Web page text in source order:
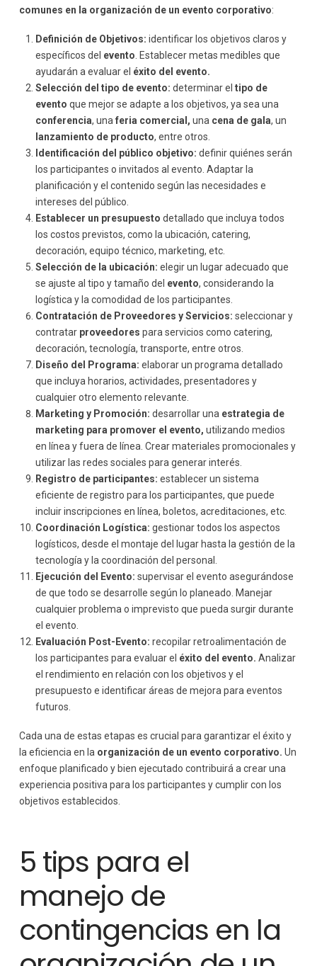
comunes en la organización de un evento corporativo:
Definición de Objetivos: identificar los objetivos claros y
específicos del evento . Establecer metas medibles que
ayudarán a evaluar el éxito del evento.
Selección del tipo de evento:determinar eltipo de
evento que mejor se adapte a los objetivos, ya sea una
conferencia, unaferia comercial, una cena de gala, un
lanzamiento de producto, entre otros.
Identificación del público objetivo: definir quiénes serán
los participantes o invitados al evento. Adaptar la
planificación y el contenido según las necesidades e
intereses del público.
Establecer un presupuesto detallado que incluya todos
los costos previstos, como la ubicación, catering,
decoración, equipo técnico, marketing, etc.
Selección de la ubicación:elegir un lugar adecuado que
se ajuste al tipo y tamaño del evento, considerando la
logística y la comodidad de los participantes.
Contratación de Proveedores y Servicios:seleccionar y
contratar proveedores para servicios como catering,
decoración, tecnología, transporte, entre otros.
Diseño del Programa: elaborar un programa detallado
que incluya horarios, actividades, presentadores y
cualquier otro elemento relevante.
Marketing y Promoción:desarrollar una estrategia de
marketing para promover el evento,utilizando medios
en línea y fuera de línea. Crear materiales promocionales y
utilizar las redes sociales para generar interés.
Registro de participantes: establecer un sistema
eficiente de registro para los participantes, que puede
incluir inscripciones en línea, boletos, acreditaciones, etc.
Coordinación Logística: gestionar todos los aspectos
logísticos, desde el montaje del lugar hasta la gestión de la
tecnología y la coordinación del personal.
Ejecución del Evento: supervisar el evento asegurándose
de que todo se desarrolle según lo planeado. Manejar
cualquier problema o imprevisto que pueda surgir durante
el evento.
Evaluación Post-Evento:recopilar retroalimentación de
los participantes para evaluar el éxito del evento.Analizar
el rendimiento en relación con los objetivos y el
presupuesto e identificar áreas de mejora para eventos
futuros.
Cada una de estas etapas es crucial para garantizar el éxito y
la eficiencia en la organización de un evento corporativo. Un
enfoque planificado y bien ejecutado contribuirá a crear una
experiencia positiva para los participantes y cumplir con los
objetivos establecidos.
5 tips para el
manejo de
contingencias en la